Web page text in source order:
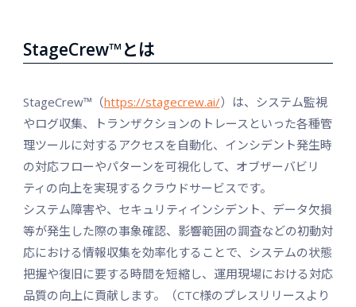
StageCrew™️とは
StageCrew™（https://stagecrew.ai/）は、システム監視
やログ収集、トランザクションのトレースといった各種管
理ツールに対するアクセスを自動化、インシデント発生時
の対応フローやパターンを可視化して、オブザーバビリ
ティの向上を実現するクラウドサービスです。
システム障害や、セキュリティインシデント、データ欠損
等が発生した際の事象確認、影響範囲の調査などの初動対
応における情報収集を効率化することで、システムの状態
把握や復旧に要する時間を短縮し、運用現場における対応
品質の向上に貢献します。（CTC様のプレスリリースより